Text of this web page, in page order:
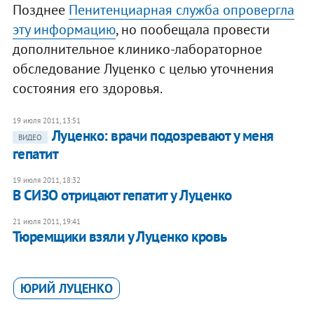
Позднее Пенитенциарная служба опровергла
эту информацию, но пообещала провести
дополнительное клинико-лабораторное
обследование Луценко с целью уточнения
состояния его здоровья.
19 июля 2011, 13:51
ВИДЕО
Луценко: врачи подозревают у меня
гепатит
19 июля 2011, 18:32
В СИЗО отрицают гепатит у Луценко
21 июля 2011, 19:41
Тюремщики взяли у Луценко кровь
ЮРИЙ ЛУЦЕНКО